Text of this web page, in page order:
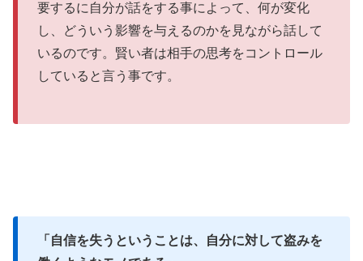
要するに自分が話をする事によって、何が変化
し、どういう影響を与えるのかを見ながら話して
いるのです。賢い者は相手の思考をコントロール
していると言う事です。
「自信を失うということは、自分に対して盗みを